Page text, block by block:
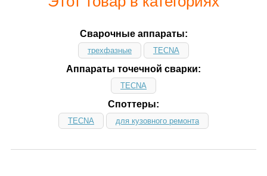
Сварочные аппараты:
трехфазные TECNA
Аппараты точечной сварки:
TECNA
Споттеры:
TECNA для кузовного ремонта